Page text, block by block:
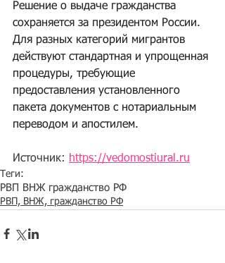
Решение о выдаче гражданства
сохраняется за президентом России.
Для разных категорий мигрантов
действуют стандартная и упрощенная
процедуры, требующие
предоставления установленного
пакета документов с нотариальным
переводом и апостилем.
Источник: https://vedomostiural.ru
Теги:
РВП ВНЖ гражданство РФ
РВП, ВНЖ, гражданство РФ